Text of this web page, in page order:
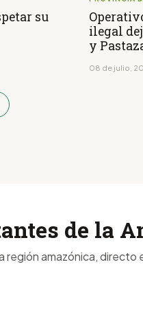
su
ilegal
y
08 de julio,
de la
región amazónica, directo